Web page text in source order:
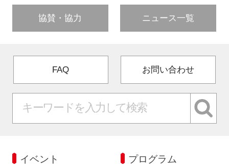
協賛・協力 ニュース一覧
FAQ お問い合わせ
イベント プログラム